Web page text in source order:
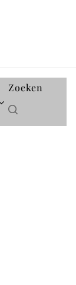
Zoeken